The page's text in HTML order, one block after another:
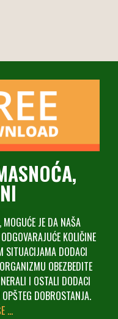
JE DA NAŠA
KOLIČINE
SITUACIJAMA DODACI
OBEZBEDITE
I OSTALI DODACI
DOBROSTANJA.
…